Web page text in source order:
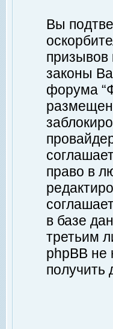
Вы
призывов
законы
форума
право в
в базе
третьим
phpBB не
получить